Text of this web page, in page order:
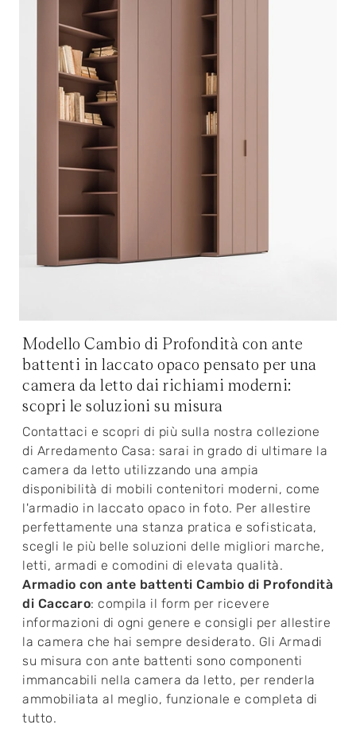
Modello Cambio di Profondità con ante
battenti in laccato opaco pensato per una
camera da letto dai richiami moderni:
scopri le soluzioni su misura
Contattaci e scopri di più sulla nostra collezione
di Arredamento Casa: sarai in grado di ultimare la
camera da letto utilizzando una ampia
disponibilità di mobili contenitori moderni, come
l'armadio in laccato opaco in foto. Per allestire
perfettamente una stanza pratica e sofisticata,
scegli le più belle soluzioni delle migliori marche,
letti, armadi e comodini di elevata qualità.
Armadio con ante battenti Cambio di Profondità
di Caccaro: compila il form per ricevere
informazioni di ogni genere e consigli per allestire
la camera che hai sempre desiderato. Gli Armadi
su misura con ante battenti sono componenti
immancabili nella camera da letto, per renderla
ammobiliata al meglio, funzionale e completa di
tutto.